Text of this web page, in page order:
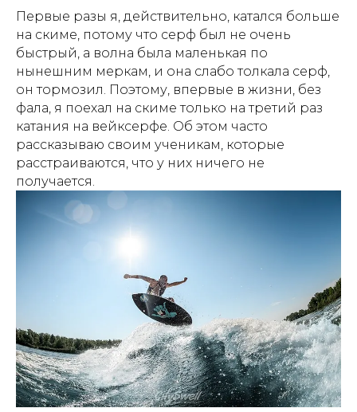
Первые разы я, действительно, катался больше
на скиме, потому что серф был не очень
быстрый, а волна была маленькая по
нынешним меркам, и она слабо толкала серф,
он тормозил. Поэтому, впервые в жизни, без
фала, я поехал на скиме только на третий раз
катания на вейксерфе. Об этом часто
рассказываю своим ученикам, которые
расстраиваются, что у них ничего не
получается.